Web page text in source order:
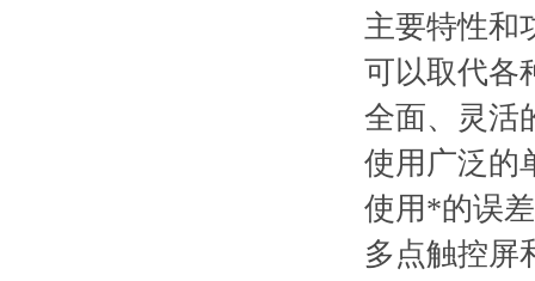
主要特性和
可以取代各
全面、灵活
使用广泛的
使用*的误
多点触控屏